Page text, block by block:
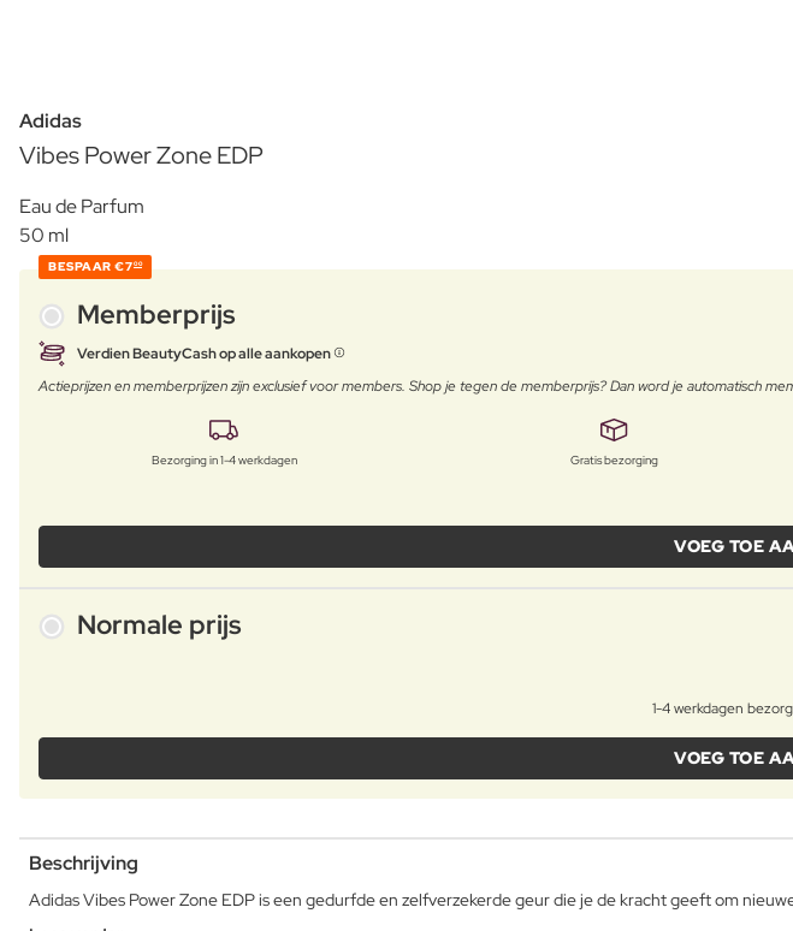
Adidas
Vibes Power Zone EDP
Eau de Parfum
50 ml
BESPAAR €700
Memberprijs
Verdien BeautyCash op alle aankopen
Actieprijzen en memberprijzen zijn exclusief voor members. Shop je tegen de memberprijs? Dan word je automatisch
Bezorging in 1-4 werkdagen Gratis bezorging
VOEG TOE
Normale prijs
1-4 werkdagen
VOEG TOE
Beschrijving
Adidas Vibes Power Zone EDP is een gedurfde en zelfverzekerde geur die je de kracht geeft om